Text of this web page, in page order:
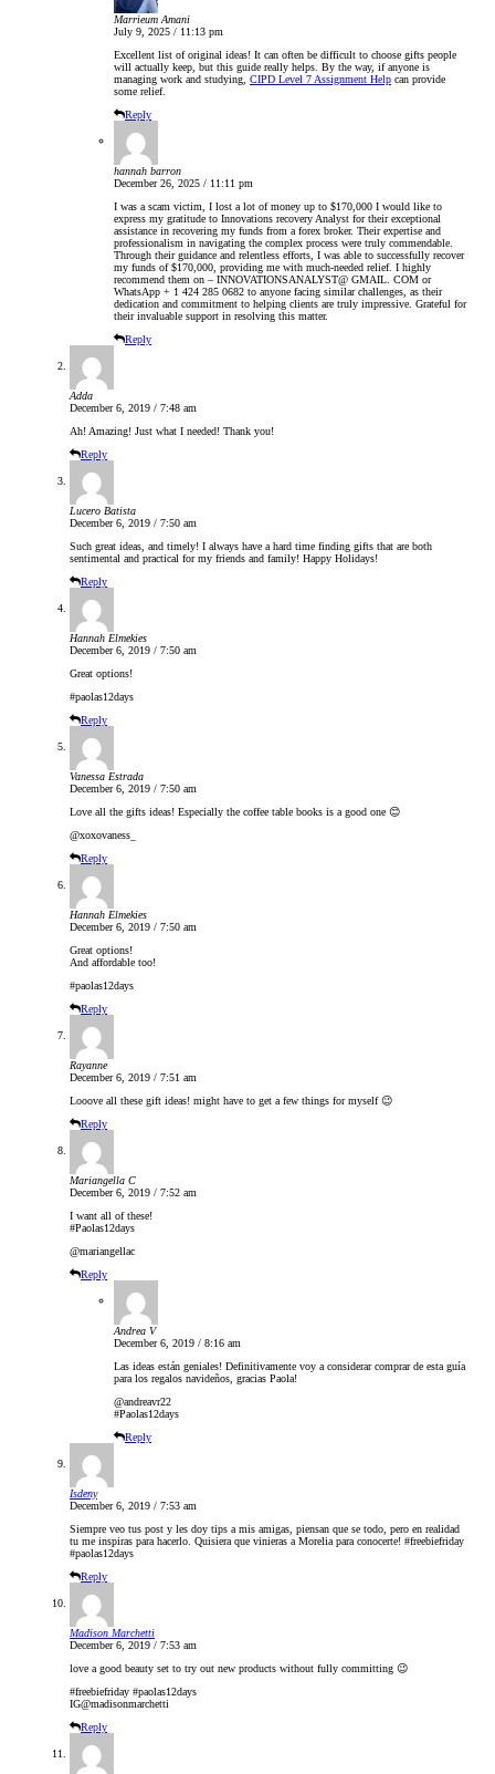
Marrieum Amani
July 9, 2025 / 11:13 pm
Excellent list of original ideas! It can often be difficult to choose gifts people
will actually keep, but this guide really helps. By the way, if anyone is
managing work and studying, CIPD Level 7 Assignment Help can provide
some relief.
Reply
hannah barron
December 26, 2025 / 11:11 pm
I was a scam victim, I lost a lot of money up to $170,000 I would like to
express my gratitude to Innovations recovery Analyst for their exceptional
assistance in recovering my funds from a forex broker. Their expertise and
professionalism in navigating the complex process were truly commendable.
Through their guidance and relentless efforts, I was able to successfully recover
my funds of $170,000, providing me with much-needed relief. I highly
recommend them on – INNOVATIONSANALYST@ GMAIL. COM or
WhatsApp + 1 424 285 0682 to anyone facing similar challenges, as their
dedication and commitment to helping clients are truly impressive. Grateful for
their invaluable support in resolving this matter.
Reply
Adda
December 6, 2019 / 7:48 am
Ah! Amazing! Just what I needed! Thank you!
Reply
Lucero Batista
December 6, 2019 / 7:50 am
Such great ideas, and timely! I always have a hard time finding gifts that are both
sentimental and practical for my friends and family! Happy Holidays!
Reply
Hannah Elmekies
December 6, 2019 / 7:50 am
Great options!
#paolas12days
Reply
Vanessa Estrada
December 6, 2019 / 7:50 am
Love all the gifts ideas! Especially the coffee table books is a good one 😊
@xoxovaness_
Reply
Hannah Elmekies
December 6, 2019 / 7:50 am
Great options!
And affordable too!
#paolas12days
Reply
Rayanne
December 6, 2019 / 7:51 am
Looove all these gift ideas! might have to get a few things for myself 😉
Reply
Mariangella C
December 6, 2019 / 7:52 am
I want all of these!
#Paolas12days
@mariangellac
Reply
Andrea V
December 6, 2019 / 8:16 am
Las ideas están geniales! Definitivamente voy a considerar comprar de esta guía
para los regalos navideños, gracias Paola!
@andreavr22
#Paolas12days
Reply
Isdeny
December 6, 2019 / 7:53 am
Siempre veo tus post y les doy tips a mis amigas, piensan que se todo, pero en realidad
tu me inspiras para hacerlo. Quisiera que vinieras a Morelia para conocerte! #freebiefriday
#paolas12days
Reply
Madison Marchetti
December 6, 2019 / 7:53 am
love a good beauty set to try out new products without fully committing 😉
#freebiefriday #paolas12days
IG@madisonmarchetti
Reply